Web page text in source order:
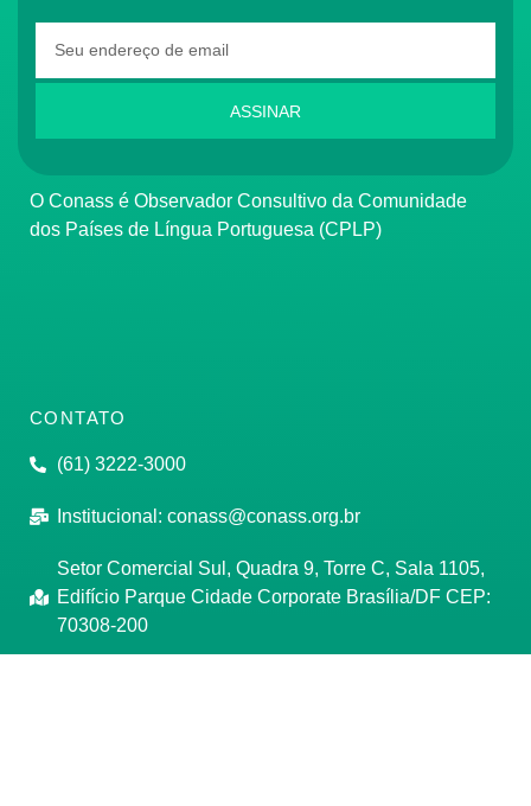
ASSINAR
O Conass é Observador Consultivo da Comunidade
dos Países de Língua Portuguesa (CPLP)
CONTATO
(61) 3222-3000
Institucional: conass@conass.org.br
Setor Comercial Sul, Quadra 9, Torre C, Sala 1105,
Edifício Parque Cidade Corporate Brasília/DF CEP:
70308-200